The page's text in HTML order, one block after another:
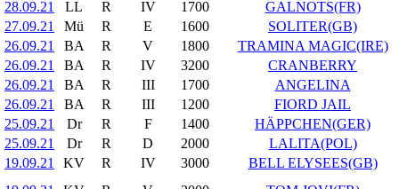
28.09.21
LL R IV 1700
GALNOTS(FR)
27.09.21
Mü R E 1600
SOLITER(GB)
26.09.21
BA R V 1800
TRAMINA MAGIC(IRE)
26.09.21
BA R IV 3200
CRANBERRY
26.09.21
BA R III 1700
ANGELINA
26.09.21
BA R III 1200
FIORD JAIL
25.09.21
Dr R F 1400
HÄPPCHEN(GER)
25.09.21
Dr R D 2000
LALITA(POL)
19.09.21
KV R IV 3000
BELL ELYSEES(GB)